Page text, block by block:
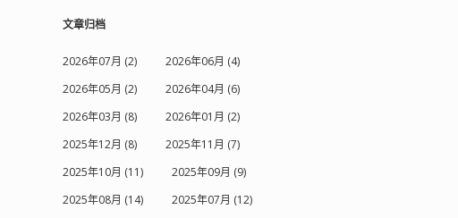
文章归档
2026年07月 (2)
2026年06月 (4)
2026年05月 (2)
2026年04月 (6)
2026年03月 (8)
2026年01月 (2)
2025年12月 (8)
2025年11月 (7)
2025年10月 (11)
2025年09月 (9)
2025年08月 (14)
2025年07月 (12)